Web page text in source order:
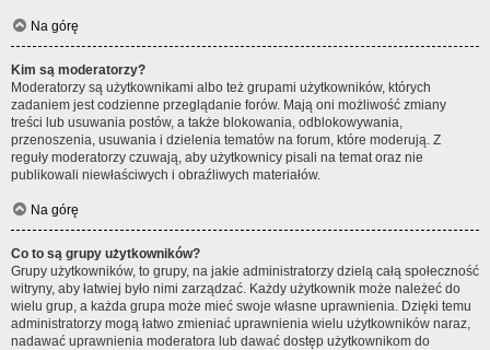
Na górę
Kim są moderatorzy?
Moderatorzy są użytkownikami albo też grupami użytkowników, których
zadaniem jest codzienne przeglądanie forów. Mają oni możliwość zmiany
treści lub usuwania postów, a także blokowania, odblokowywania,
przenoszenia, usuwania i dzielenia tematów na forum, które moderują. Z
reguły moderatorzy czuwają, aby użytkownicy pisali na temat oraz nie
publikowali niewłaściwych i obraźliwych materiałów.
Na górę
Co to są grupy użytkowników?
Grupy użytkowników, to grupy, na jakie administratorzy dzielą całą społeczność
witryny, aby łatwiej było nimi zarządzać. Każdy użytkownik może należeć do
wielu grup, a każda grupa może mieć swoje własne uprawnienia. Dzięki temu
administratorzy mogą łatwo zmieniać uprawnienia wielu użytkowników naraz,
nadawać uprawnienia moderatora lub dawać dostęp użytkownikom do